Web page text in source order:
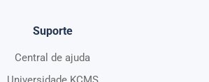
Suporte
Central de ajuda